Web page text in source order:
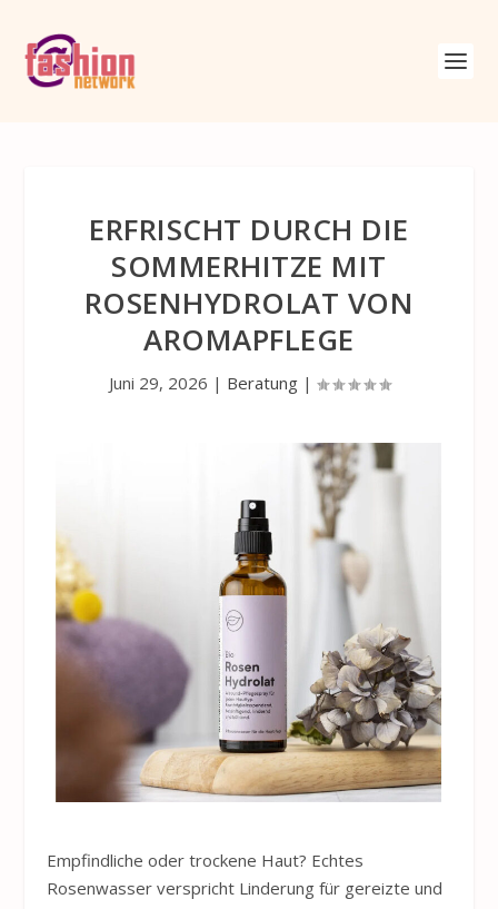
ERFRISCHT DURCH DIE
SOMMERHITZE MIT
ROSENHYDROLAT VON
AROMAPFLEGE
Juni 29, 2026 | Beratung|
Empfindliche oder trockene Haut? Echtes
Rosenwasser verspricht Linderung für gereizte und